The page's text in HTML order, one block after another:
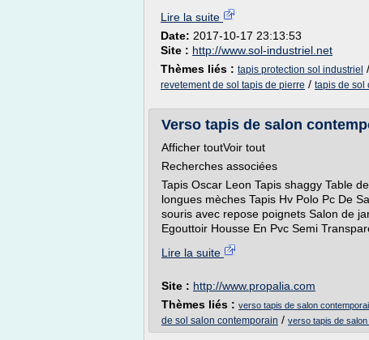
Lire la suite
Date: 2017-10-17 23:13:53
Site : http://www.sol-industriel.net
Thèmes liés : tapis protection sol industriel /
revetement de sol tapis de pierre / tapis de sol
Verso tapis de salon
Afficher toutVoir tout
Recherches associées
Tapis Oscar Leon Tapis shaggy Table
longues mèches Tapis Hv Polo Pc De
souris avec repose poignets Salon de
Egouttoir Housse En Pvc Semi
Lire la suite
Site : http://www.propalia.com
Thèmes liés : verso tapis de salon
de sol salon contemporain / verso tapis de